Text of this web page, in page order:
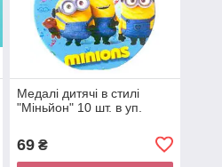
Медалі дитячі в стилі
"Міньйон" 10 шт. в уп.
69₴